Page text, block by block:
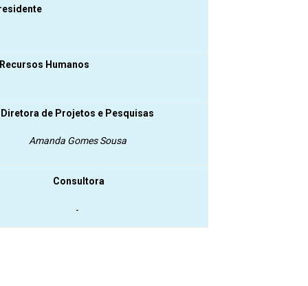
Humanos
Diretora de Projetos e Pesquisas
Amanda Gomes Sousa
Consultora
-